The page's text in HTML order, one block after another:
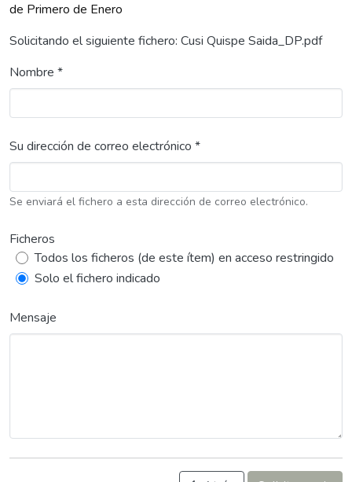
de Primero de Enero
Solicitando el siguiente fichero: Cusi Quispe Saida_DP.pdf
Nombre *
Su dirección de correo electrónico *
Se enviará el fichero a esta dirección de correo electrónico.
Ficheros
Todos los ficheros (de este ítem) en acceso restringido
Solo el fichero indicado
Mensaje